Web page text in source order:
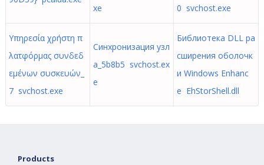
xe
0 svchost.exe
Υπηρεσία χρήστη π
λατφόρμας συνδεδ
εμένων συσκευών_
7 svchost.exe
Синхронизация узл
а_5b8b5 svchost.ex
e
Библиотека DLL ра
сширения оболочк
и Windows Enhanc
e EhStorShell.dll
Products